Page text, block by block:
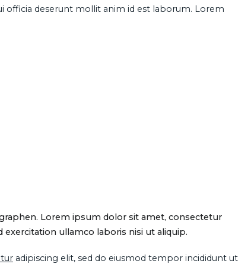
officia deserunt mollit anim id est laborum. Lorem
Lorem ipsum dolor sit amet, consectetur
ullamco laboris nisi ut aliquip.
adipiscing elit, sed do eiusmod tempor incididunt ut